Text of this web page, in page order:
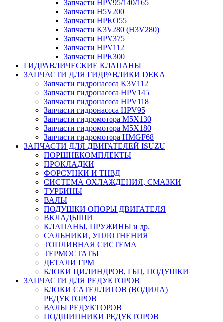
Запчасти HPV95/140/165
Запчасти H5V200
Запчасти HPKO55
Запчасти K3V280 (H3V280)
Запчасти HPV375
Запчасти HPV112
Запчасти HPK300
ГИДРАВЛИЧЕСКИЕ КЛАПАНЫ
ЗАПЧАСТИ ДЛЯ ГИДРАВЛИКИ DEKA
Запчасти гидронасоса K3V112
Запчасти гидронасоса HPV145
Запчасти гидронасоса HPV118
Запчасти гидронасоса HPV95
Запчасти гидромотора M5X130
Запчасти гидромотора M5X180
Запчасти гидромотора HMGF68
ЗАПЧАСТИ ДЛЯ ДВИГАТЕЛЕЙ ISUZU
ПОРШНЕКОМПЛЕКТЫ
ПРОКЛАДКИ
ФОРСУНКИ И ТНВД
СИСТЕМА ОХЛАЖДЕНИЯ, СМАЗКИ
ТУРБИНЫ
ВАЛЫ
ПОДУШКИ ОПОРЫ ДВИГАТЕЛЯ
ВКЛАДЫШИ
КЛАПАНЫ, ПРУЖИНЫ и др.
САЛЬНИКИ, УПЛОТНЕНИЯ
ТОПЛИВНАЯ СИСТЕМА
ТЕРМОСТАТЫ
ДЕТАЛИ ГРМ
БЛОКИ ЦИЛИНДРОВ, ГБЦ, ПОДУШКИ
ЗАПЧАСТИ ДЛЯ РЕДУКТОРОВ
БЛОКИ САТЕЛЛИТОВ (ВОДИЛА)
РЕДУКТОРОВ
ВАЛЫ РЕДУКТОРОВ
ПОДШИПНИКИ РЕДУКТОРОВ